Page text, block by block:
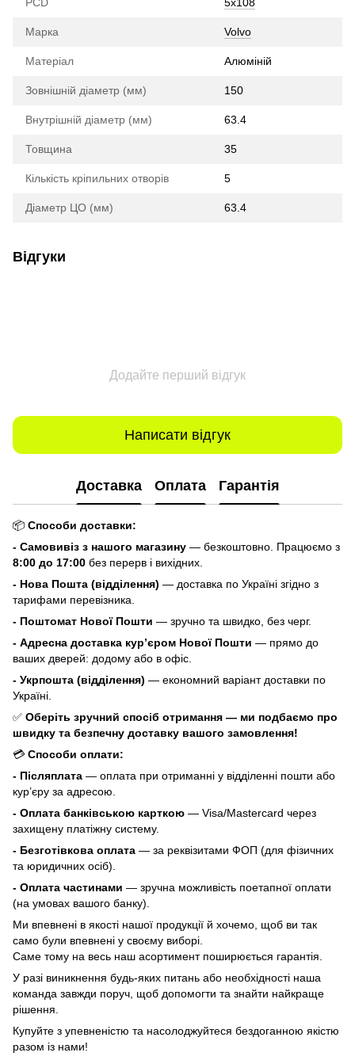
PCD 5x108
Марка Volvo
Матеріал Алюміній
Зовнішній діаметр (мм) 150
Внутрішній діаметр (мм) 63.4
Товщина 35
Кількість кріпильних отворів 5
Діаметр ЦО (мм) 63.4
Відгуки
Додайте перший відгук
Написати відгук
Доставка Оплата Гарантія
📦 Способи доставки:
- Самовивіз з нашого магазину — безкоштовно. Працюємо з
8:00 до 17:00 без перерв і вихідних.
- Нова Пошта (відділення) — доставка по Україні згідно з
тарифами перевізника.
- Поштомат Нової Пошти — зручно та швидко, без черг.
- Адресна доставка кур’єром Нової Пошти — прямо до
ваших дверей: додому або в офіс.
- Укрпошта (відділення) — економний варіант доставки по
Україні.
✅ Оберіть зручний спосіб отримання — ми подбаємо про
швидку та безпечну доставку вашого замовлення!
💳 Способи оплати:
- Післяплата — оплата при отриманні у відділенні пошти або
кур’єру за адресою.
- Оплата банківською карткою — Visa/Mastercard через
захищену платіжну систему.
- Безготівкова оплата — за реквізитами ФОП (для фізичних
та юридичних осіб).
- Оплата частинами — зручна можливість поетапної оплати
(на умовах вашого банку).
Ми впевнені в якості нашої продукції й хочемо, щоб ви так
само були впевнені у своєму виборі.
Саме тому на весь наш асортимент поширюється гарантія.
У разі виникнення будь-яких питань або необхідності наша
команда завжди поруч, щоб допомогти та знайти найкраще
рішення.
Купуйте з упевненістю та насолоджуйтеся бездоганною якістю
разом із нами!